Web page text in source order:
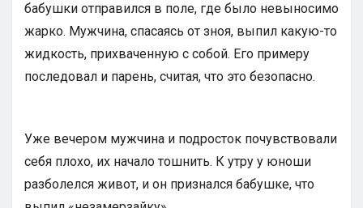
бабушки отправился в поле, где было невыносимо
жарко. Мужчина, спасаясь от зноя, выпил какую-то
жидкость, прихваченную с собой. Его примеру
последовал и парень, считая, что это безопасно.
Уже вечером мужчина и подросток почувствовали
себя плохо, их начало тошнить. К утру у юноши
разболелся живот, и он признался бабушке, что